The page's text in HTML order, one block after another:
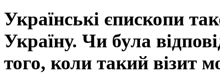
Українські єпископи
Україну. Чи була
того, коли такий візит